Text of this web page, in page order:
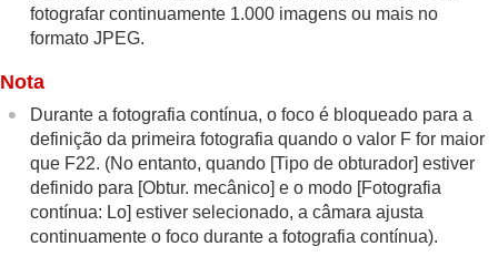
fotografar continuamente 1.000 imagens ou mais no
formato JPEG.
Nota
Durante a fotografia contínua, o foco é bloqueado para a
definição da primeira fotografia quando o valor F for maior
que F22. (No entanto, quando [Tipo de obturador] estiver
definido para [Obtur. mecânico] e o modo [Fotografia
contínua: Lo] estiver selecionado, a câmara ajusta
continuamente o foco durante a fotografia contínua).